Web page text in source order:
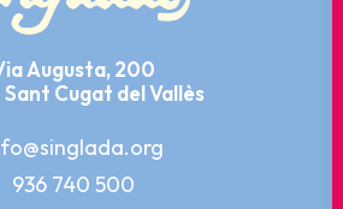
Augusta, 200
Sant Cugat del Vallès
936 740 500